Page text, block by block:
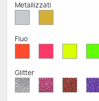
Metallizzati
MetallizzatoMetallizzato
Fluo
Fluo
Fluo
Fluo
Glitter
Diamante
Glitter
Rosa
Glitter
Rosso
Glitter